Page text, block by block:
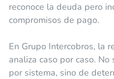
reconoce la deuda pero
compromisos de pago.
En Grupo Intercobros, la
analiza caso por caso.
por sistema, sino de